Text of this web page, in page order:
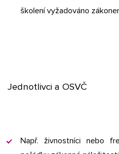
školení vyžadováno
Jednotlivci a OSVČ
Např. živnostníci nebo